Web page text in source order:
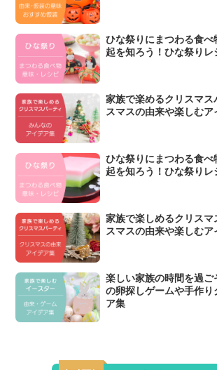
ひな祭りにまつわる食
起を知ろう！ひな祭りレ
家族で楽めるクリスマス
スマスの由来や楽しむア
ひな祭りにまつわる食
起を知ろう！ひな祭りレ
家族で楽しめるクリスマ
スマスの由来や楽しむア
楽しい家族の時間を過
の卵探しゲームや手作り
ア集